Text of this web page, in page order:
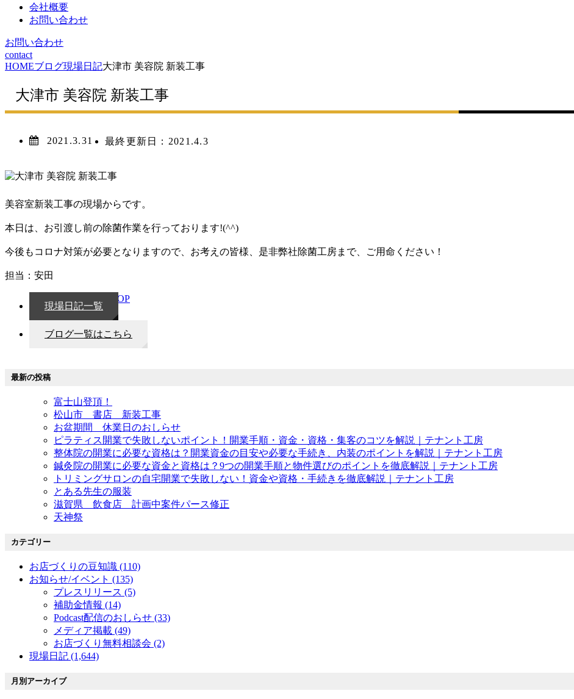
会社概要
お問い合わせ
TOP
お問い合わせ
contact
HOMEブログ現場日記大津市 美容院 新装工事
大津市 美容院 新装工事
2021.3.31 最終更新日： 2021.4.3
美容室新装工事の現場からです。
本日は、お引渡し前の除菌作業を行っております!(^^)
今後もコロナ対策が必要となりますので、お考えの皆様、是非弊社除菌工房まで、ご用命ください！
担当：安田
現場日記一覧
ブログ一覧はこちら
最新の投稿
富士山登頂！
松山市 書店 新装工事
お盆期間 休業日のおしらせ
ピラティス開業で失敗しないポイント！開業手順・資金・資格・集客のコツを解説｜テナント工房
整体院の開業に必要な資格は？開業資金の目安や必要な手続き、内装のポイントを解説｜テナント工房
鍼灸院の開業に必要な資金と資格は？9つの開業手順と物件選びのポイントを徹底解説｜テナント工房
トリミングサロンの自宅開業で失敗しない！資金や資格・手続きを徹底解説｜テナント工房
とある先生の服装
滋賀県 飲食店 計画中案件パース修正
天神祭
カテゴリー
お店づくりの豆知識 (110)
お知らせ/イベント (135)
プレスリリース (5)
補助金情報 (14)
Podcast配信のおしらせ (33)
メディア掲載 (49)
お店づくり無料相談会 (2)
現場日記 (1,644)
月別アーカイブ